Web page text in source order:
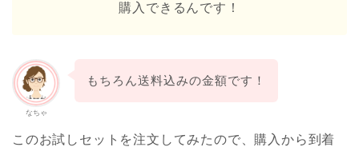
購入できるんです！
なちゃ
もちろん送料込みの金額です！
このお試しセットを注文してみたので、購入から到着